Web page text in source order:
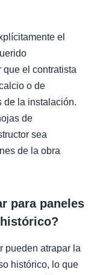
el
que el contratista
o de
de la instalación.
de
sea
de la obra
para paneles
pueden atrapar la
histórico, lo que